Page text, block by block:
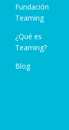
Fundación
Teaming
¿Qué es
Teaming?
Blog